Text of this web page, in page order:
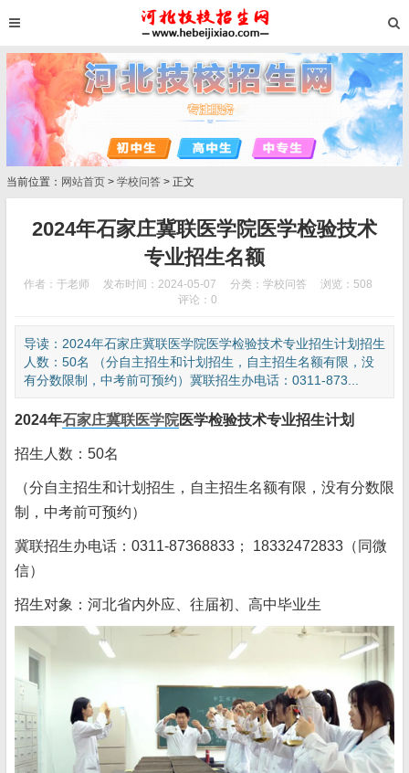
当前位置： 网站首页 > 学校问答 > 正文
2024年石家庄冀联医学院医学检验技术
专业招生名额
作者：于老师 发布时间：2024-05-07 分类： 学校问答
浏览：508
评论：0
导读：2024年石家庄冀联医学院医学检验技术专业招生计划招生
人数：50名 （分自主招生和计划招生，自主招生名额有限，没
有分数限制，中考前可预约）冀联招生办电话：0311-873...
2024年石家庄冀联医学院医学检验技术专业招生计划
招生人数：50名
（分自主招生和计划招生，自主招生名额有限，没有分数限
制，中考前可预约）
冀联招生办电话：0311-87368833； 18332472833（同微
信）
招生对象：河北省内外应、往届初、高中毕业生